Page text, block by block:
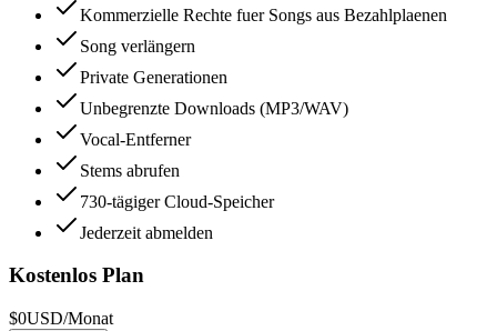
Kommerzielle Rechte fuer Songs aus Bezahlplaenen
Song verlängern
Private Generationen
Unbegrenzte Downloads (MP3/WAV)
Vocal-Entferner
Stems abrufen
730-tägiger Cloud-Speicher
Jederzeit abmelden
Kostenlos Plan
$0USD/Monat